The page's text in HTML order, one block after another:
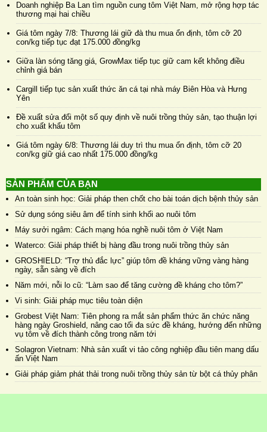
Doanh nghiệp Ba Lan tìm nguồn cung tôm Việt Nam, mở rộng hợp tác
thương mại hai chiều
Giá tôm ngày 7/8: Thương lái giữ đà thu mua ổn định, tôm cỡ 20
con/kg tiếp tục đạt 175.000 đồng/kg
Giữa làn sóng tăng giá, GrowMax tiếp tục giữ cam kết không điều
chỉnh giá bán
Cargill tiếp tục sản xuất thức ăn cá tại nhà máy Biên Hòa và Hưng
Yên
Đề xuất sửa đổi một số quy định về nuôi trồng thủy sản, tạo thuận lợi
cho xuất khẩu tôm
Giá tôm ngày 6/8: Thương lái duy trì thu mua ổn định, tôm cỡ 20
con/kg giữ giá cao nhất 175.000 đồng/kg
SẢN PHẨM CỦA BẠN
An toàn sinh học: Giải pháp then chốt cho bài toán dịch bệnh thủy sản
Sử dụng sóng siêu âm để tính sinh khối ao nuôi tôm
Máy sưởi ngâm: Cách mạng hóa nghề nuôi tôm ở Việt Nam
Waterco: Giải pháp thiết bị hàng đầu trong nuôi trồng thủy sản
GROSHIELD: “Trợ thủ đắc lực” giúp tôm đề kháng vững vàng hàng
ngày, sẵn sàng về đích
Năm mới, nỗi lo cũ: “Làm sao để tăng cường đề kháng cho tôm?”
Vi sinh: Giải pháp mục tiêu toàn diện
Grobest Việt Nam: Tiên phong ra mắt sản phẩm thức ăn chức năng
hàng ngày Groshield, nâng cao tối đa sức đề kháng, hướng đến những
vụ tôm về đích thành công trong năm tới
Solagron Vietnam: Nhà sản xuất vi tảo công nghiệp đầu tiên mang dấu
ấn Việt Nam
Giải pháp giảm phát thải trong nuôi trồng thủy sản từ bột cá thủy phân